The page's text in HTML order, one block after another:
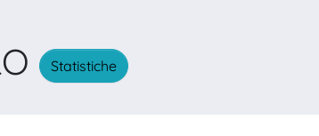
Statistiche